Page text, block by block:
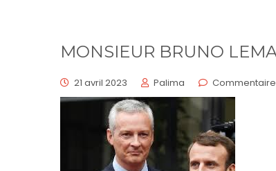
MONSIEUR BRUNO
21 avril 2023 Palima